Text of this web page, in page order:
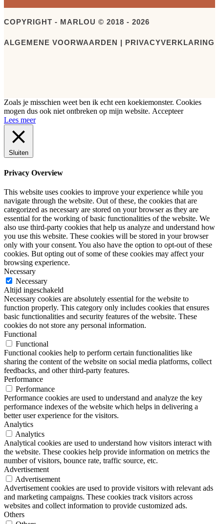
COPYRIGHT - MARLOU © 2018 - 2026
ALGEMENE VOORWAARDEN | PRIVACYVERKLARING
Zoals je misschien weet ben ik echt een koekiemonster. Cookies
mogen dus ook niet ontbreken op mijn website. Accepteer
Lees meer
Sluiten
Privacy Overview
This website uses cookies to improve your experience while you
navigate through the website. Out of these, the cookies that are
categorized as necessary are stored on your browser as they are
essential for the working of basic functionalities of the website. We
also use third-party cookies that help us analyze and understand how
you use this website. These cookies will be stored in your browser
only with your consent. You also have the option to opt-out of these
cookies. But opting out of some of these cookies may affect your
browsing experience.
Necessary
Necessary
Altijd ingeschakeld
Necessary cookies are absolutely essential for the website to
function properly. This category only includes cookies that ensures
basic functionalities and security features of the website. These
cookies do not store any personal information.
Functional
Functional
Functional cookies help to perform certain functionalities like
sharing the content of the website on social media platforms, collect
feedbacks, and other third-party features.
Performance
Performance
Performance cookies are used to understand and analyze the key
performance indexes of the website which helps in delivering a
better user experience for the visitors.
Analytics
Analytics
Analytical cookies are used to understand how visitors interact with
the website. These cookies help provide information on metrics the
number of visitors, bounce rate, traffic source, etc.
Advertisement
Advertisement
Advertisement cookies are used to provide visitors with relevant ads
and marketing campaigns. These cookies track visitors across
websites and collect information to provide customized ads.
Others